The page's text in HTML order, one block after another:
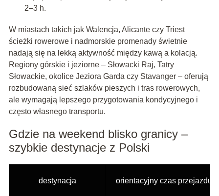
2–3 h.
W miastach takich jak Walencja, Alicante czy Triest
ścieżki rowerowe i nadmorskie promenady świetnie
nadają się na lekką aktywność między kawą a kolacją.
Regiony górskie i jeziorne – Słowacki Raj, Tatry
Słowackie, okolice Jeziora Garda czy Stavanger – oferują
rozbudowaną sieć szlaków pieszych i tras rowerowych,
ale wymagają lepszego przygotowania kondycyjnego i
często własnego transportu.
Gdzie na weekend blisko granicy –
szybkie destynacje z Polski
destynacja orientacyjny czas przejazdu